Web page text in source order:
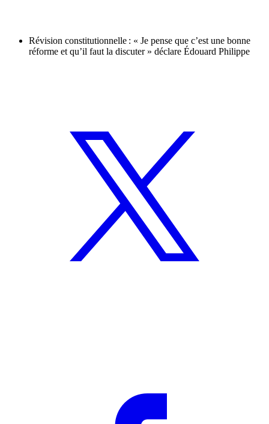
Révision constitutionnelle : « Je pense que c’est une bonne
réforme et qu’il faut la discuter » déclare Édouard Philippe